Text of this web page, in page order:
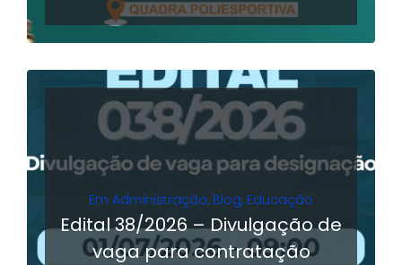
Em Administração, Blog, Educação
Edital 38/2026 – Divulgação de
vaga para contratação